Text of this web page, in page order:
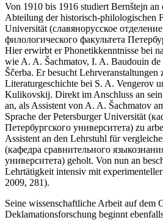
Von 1910 bis 1916 studiert Bernštejn an
Abteilung der historisch-philologischen
Universität (славянорусское
филологического факультета
Hier erwirbt er Phonetikkenntnisse bei
wie A. A. Šachmatov, I. A. Baudouin
Ščerba. Er besucht Lehrveranstaltungen
Literaturgeschichte bei S. A. Vengerov
Kulikovskij. Direkt im Anschluss an
an, als Assistent von A. A. Šachmatov
Sprache der Petersburger Universität
Петербургского университета) zu
Assistent an den Lehrstuhl für
(кафедра сравнительного
университета) geholt. Von nun an
Lehrtätigkeit intensiv mit
2009, 281).
Seine wissenschaftliche Arbeit auf dem
Deklamationsforschung beginnt